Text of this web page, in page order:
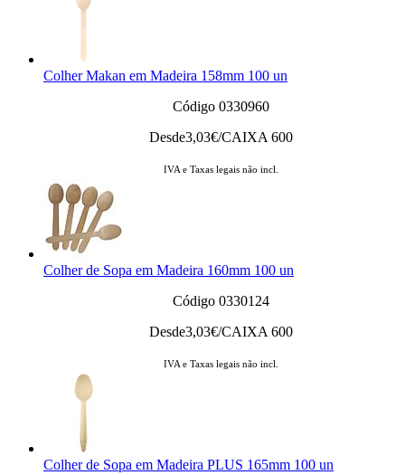
Colher Makan em Madeira 158mm 100 un
Código 0330960
Desde3,03€/CAIXA 600
IVA e Taxas legais não incl.
Colher de Sopa em Madeira 160mm 100 un
Código 0330124
Desde3,03€/CAIXA 600
IVA e Taxas legais não incl.
Colher de Sopa em Madeira PLUS 165mm 100 un